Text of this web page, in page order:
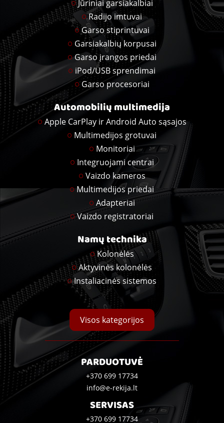
Jūriniai garsiakalbiai
Radijo imtuvai
Garso stiprintuvai
Garsiakalbių korpusai
Garso įrangos priedai
iPod/USB sprendimai
Garso procesoriai
Automobilių multimedija
Apple CarPlay ir Android Auto sąsajos
Multimedijos grotuvai
Monitoriai
Integruojami centrai
Vaizdo kameros
Multimedijos priedai
Adapteriai
Vaizdo registratoriai
Namų technika
Kolonėlės
Aktyvinės kolonėlės
Instaliacinės sistemos
Visos kategorijos
PARDUOTUVĖ
+370 699 17734
info@e-rekija.lt
SERVISAS
+370 699 17734